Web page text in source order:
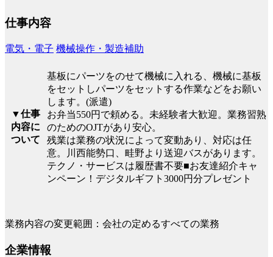
仕事内容
電気・電子 機械操作・製造補助
▼仕事
内容に
ついて
基板にパーツをのせて機械に入れる、機械に基板
をセットしパーツをセットする作業などをお願い
します。(派遣)
お弁当550円で頼める。未経験者大歓迎。業務習熟
のためのOJTがあり安心。
残業は業務の状況によって変動あり、対応は任
意。川西能勢口、畦野より送迎バスがあります。
テクノ・サービスは履歴書不要■お友達紹介キャ
ンペーン！デジタルギフト3000円分プレゼント
業務内容の変更範囲：会社の定めるすべての業務
企業情報